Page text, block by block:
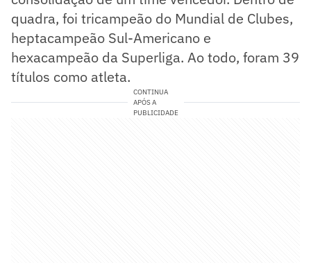
quadra, foi tricampeão do Mundial de Clubes,
heptacampeão Sul-Americano e
hexacampeão da Superliga. Ao todo, foram 39
títulos como atleta.
CONTINUA
APÓS A
PUBLICIDADE